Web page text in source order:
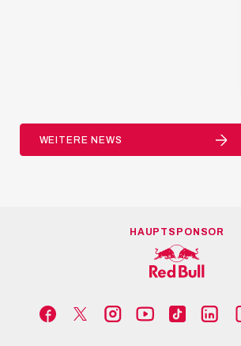
WEITERE NEWS
HAUPTSPONSOR